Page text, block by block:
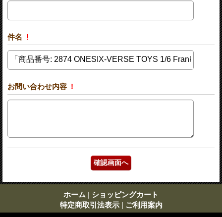
件名 !
お問い合わせ内容 !
ホーム | ショッピングカート
特定商取引法表示 | ご利用案内